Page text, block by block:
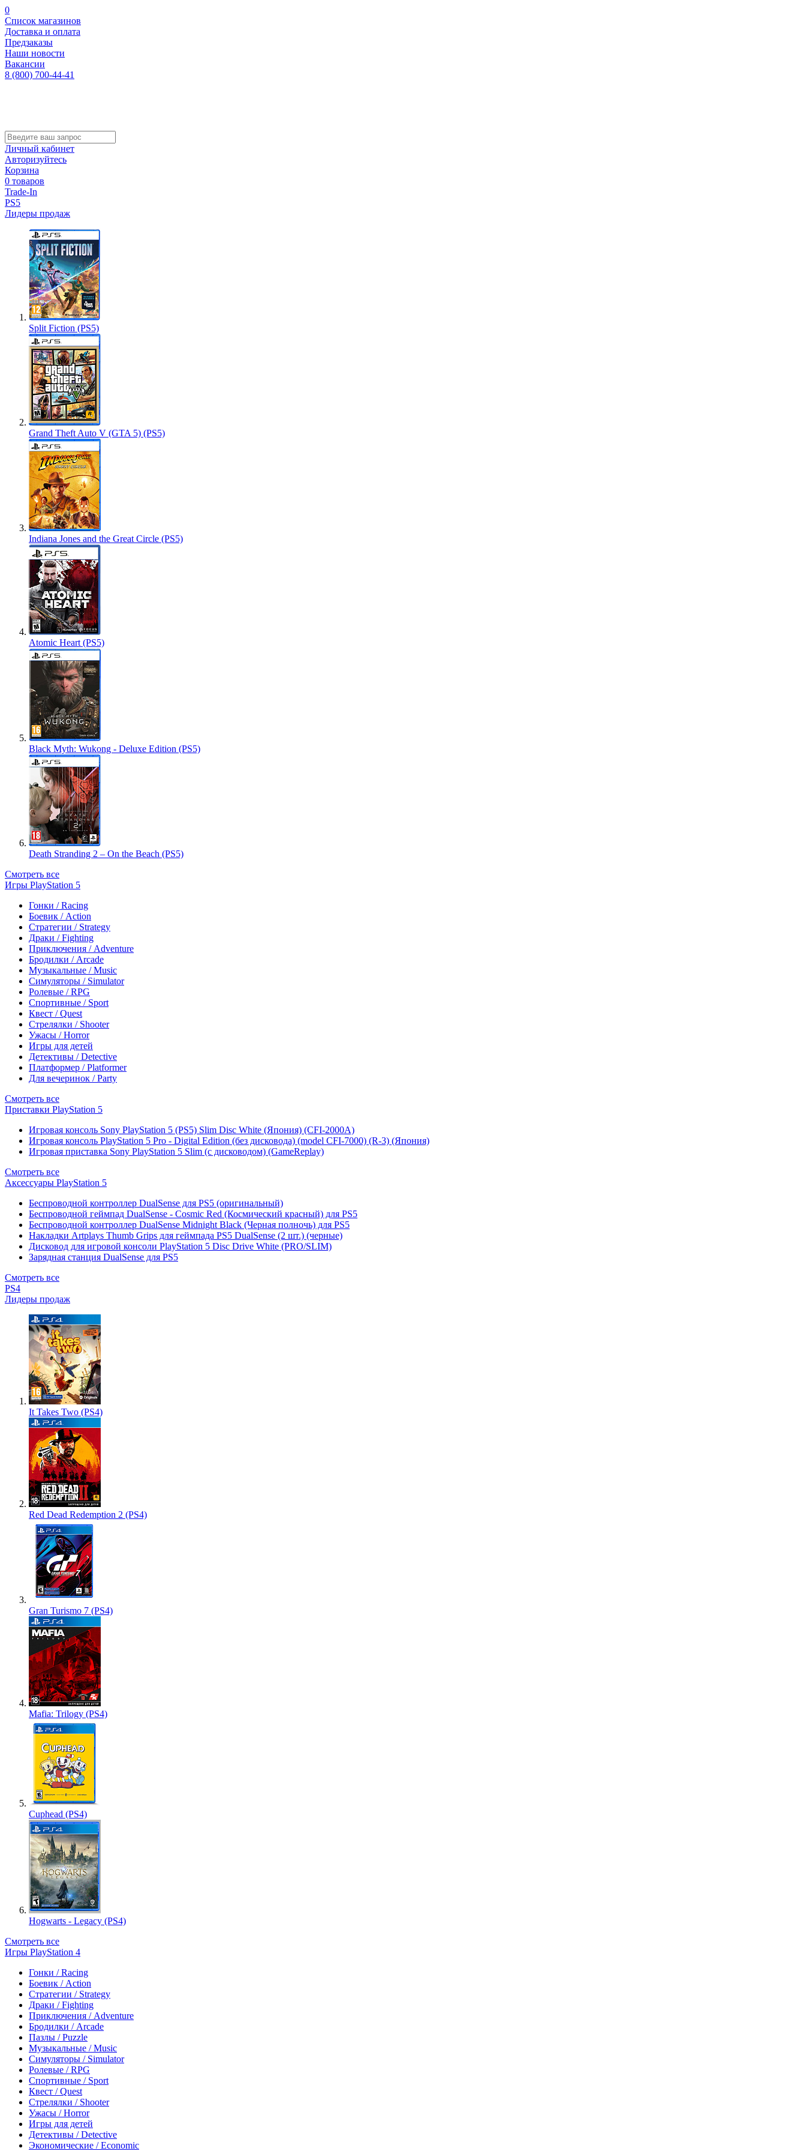
0
Список магазинов
Доставка и оплата
Предзаказы
Наши новости
Вакансии
8 (800) 700-44-41
Личный кабинет
Авторизуйтесь
Корзина
0 товаров
Trade-In
PS5
Лидеры продаж
Split Fiction (PS5)
Grand Theft Auto V (GTA 5) (PS5)
Indiana Jones and the Great Circle (PS5)
Atomic Heart (PS5)
Black Myth: Wukong - Deluxe Edition (PS5)
Death Stranding 2 – On the Beach (PS5)
Смотреть все
Игры PlayStation 5
Гонки / Racing
Боевик / Action
Стратегии / Strategy
Драки / Fighting
Приключения / Adventure
Бродилки / Arcade
Музыкальные / Music
Симуляторы / Simulator
Ролевые / RPG
Спортивные / Sport
Квест / Quest
Стрелялки / Shooter
Ужасы / Horror
Игры для детей
Детективы / Detective
Платформер / Platformer
Для вечеринок / Party
Смотреть все
Приставки PlayStation 5
Игровая консоль Sony PlayStation 5 (PS5) Slim Disc White (Япония) (CFI-2000A)
Игровая консоль PlayStation 5 Pro - Digital Edition (без дисковода) (model CFI-7000) (R-3) (Япония)
Игровая приставка Sony PlayStation 5 Slim (с дисководом) (GameReplay)
Смотреть все
Аксессуары PlayStation 5
Беспроводной контроллер DualSense для PS5 (оригинальный)
Беспроводной геймпад DualSense - Cosmic Red (Космический красный) для PS5
Беспроводной контроллер DualSense Midnight Black (Черная полночь) для PS5
Накладки Artplays Thumb Grips для геймпада PS5 DualSense (2 шт.) (черные)
Дисковод для игровой консоли PlayStation 5 Disc Drive White (PRO/SLIM)
Зарядная станция DualSense для PS5
Смотреть все
PS4
Лидеры продаж
It Takes Two (PS4)
Red Dead Redemption 2 (PS4)
Gran Turismo 7 (PS4)
Mafia: Trilogy (PS4)
Cuphead (PS4)
Hogwarts - Legacy (PS4)
Смотреть все
Игры PlayStation 4
Гонки / Racing
Боевик / Action
Стратегии / Strategy
Драки / Fighting
Приключения / Adventure
Бродилки / Arcade
Пазлы / Puzzle
Музыкальные / Music
Симуляторы / Simulator
Ролевые / RPG
Спортивные / Sport
Квест / Quest
Стрелялки / Shooter
Ужасы / Horror
Игры для детей
Детективы / Detective
Экономические / Economic